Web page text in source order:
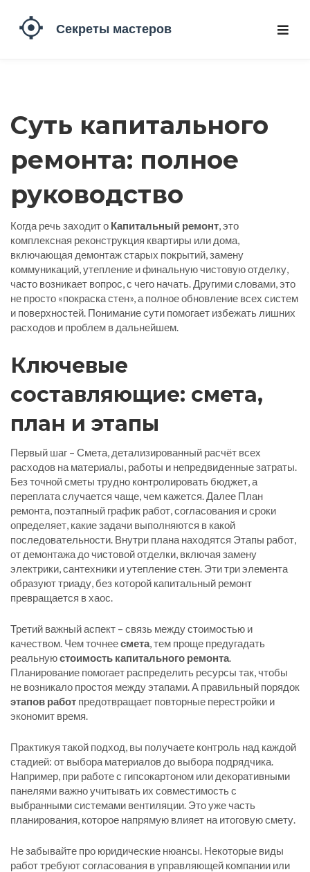
Суть капитального
ремонта: полное
руководство
Когда речь заходит о Капитальный ремонт,это
комплексная реконструкция квартиры или дома,
включающая демонтаж старых покрытий, замену
коммуникаций, утепление и финальную чистовую отделку,
часто возникает вопрос, с чего начать. Другими словами, это
не просто «покраска стен», а полное обновление всех систем
и поверхностей. Понимание сути помогает избежать лишних
расходов и проблем в дальнейшем.
Ключевые
составляющие: смета,
план и этапы
Первый шаг – Смета, детализированный расчёт всех
расходов на материалы, работы и непредвиденные затраты.
Без точной сметы трудно контролировать бюджет, а
переплата случается чаще, чем кажется. Далее План
ремонта, поэтапный график работ, согласования и сроки
определяет, какие задачи выполняются в какой
последовательности. Внутри плана находятся Этапы работ,
от демонтажа до чистовой отделки, включая замену
электрики, сантехники и утепление стен. Эти три элемента
образуют триаду, без которой капитальный ремонт
превращается в хаос.
Третий важный аспект – связь между стоимостью и
качеством. Чем точнеесмета, тем проще предугадать
реальнуюстоимость капитального ремонта.
Планирование помогает распределить ресурсы так, чтобы
не возникало простоя между этапами. А правильный порядок
этапов работ предотвращает повторные перестройки и
экономит время.
Практикуя такой подход, вы получаете контроль над каждой
стадией: от выбора материалов до выбора подрядчика.
Например, при работе с гипсокартоном или декоративными
панелями важно учитывать их совместимость с
выбранными системами вентиляции. Это уже часть
планирования, которое напрямую влияет на итоговую смету.
Не забывайте про юридические нюансы. Некоторые виды
работ требуют согласования в управляющей компании или